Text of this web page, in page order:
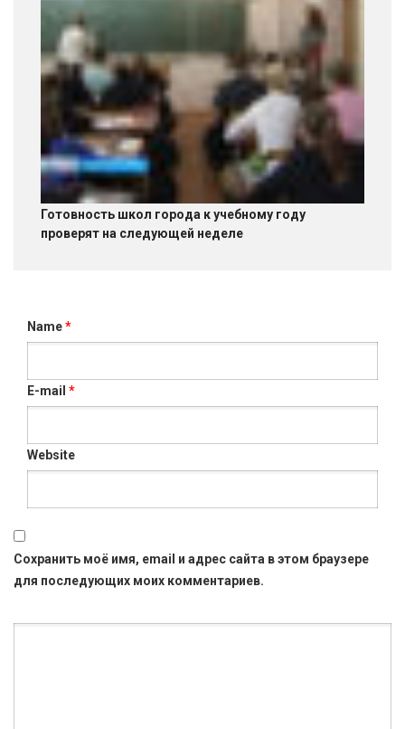
Готовность школ города к учебному году
проверят на следующей неделе
Name*
E-mail *
Website
Сохранить моё имя, email и адрес сайта в этом браузере
для последующих моих комментариев.